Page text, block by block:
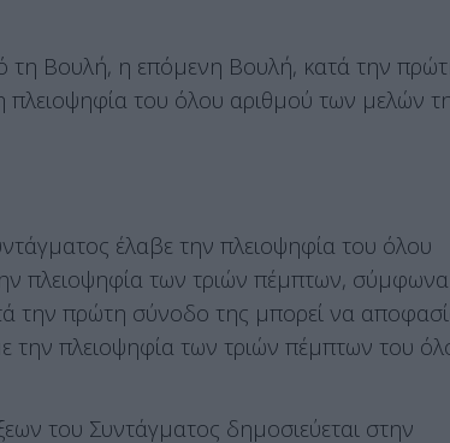
Βουλή, η επόμενη Βουλή, κατά την
του όλου αριθμού των μελών
έλαβε την πλειοψηφία του όλου
πλειοψηφία των τριών πέμπτων,
την πρώτη σύνοδο της μπορεί να
την πλειοψηφία των τριών πέμπτων του
του Συντάγματος δημοσιεύεται στην